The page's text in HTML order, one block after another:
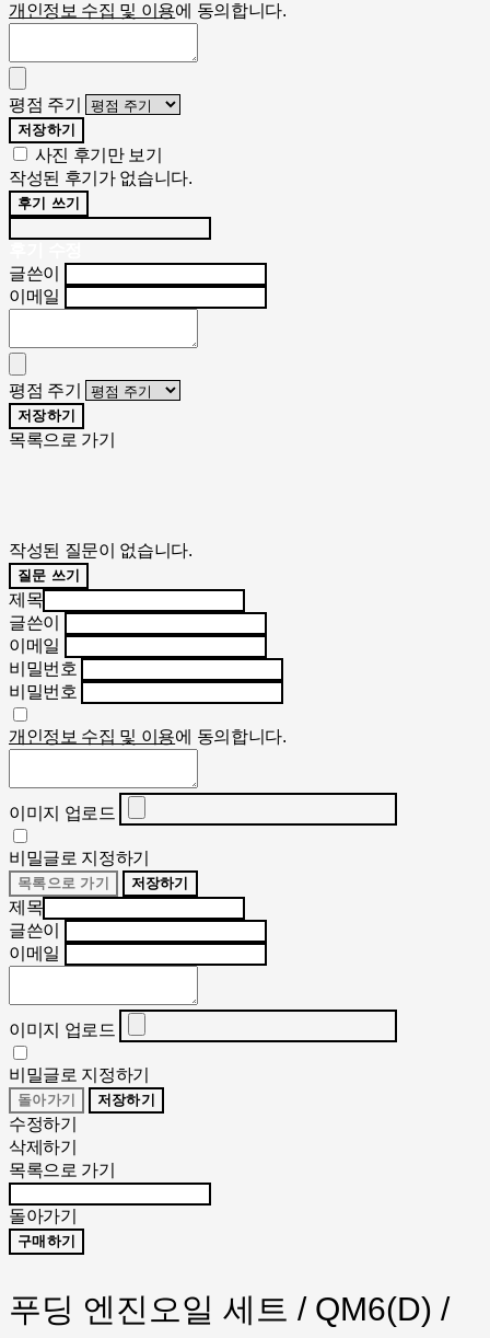
개인정보 수집 및 이용에 동의합니다.
평점 주기
저장하기
사진 후기만 보기
작성된 후기가 없습니다.
후기 쓰기
글쓴이
이메일
평점 주기
저장하기
목록으로 가기
작성된 질문이 없습니다.
질문 쓰기
제목
글쓴이
이메일
비밀번호
비밀번호
개인정보 수집 및 이용에 동의합니다.
이미지 업로드
비밀글로 지정하기
목록으로 가기 저장하기
제목
글쓴이
이메일
이미지 업로드
비밀글로 지정하기
돌아가기 저장하기
수정하기
삭제하기
목록으로 가기
돌아가기
구매하기
푸딩 엔진오일 세트 / QM6(D) /